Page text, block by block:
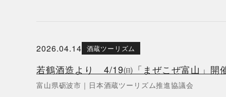
2026.04.14 酒蔵ツーリズム
若鶴酒造より 4/19㈰「まぜこぜ富山」開
富山県砺波市 ｜ 日本酒蔵ツーリズム推進協議会